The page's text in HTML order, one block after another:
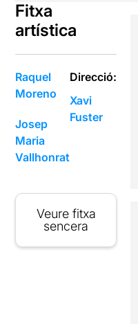
Fitxa
artística
Raquel
Moreno
Josep
Maria
Vallhonrat
Direcció:
Xavi
Fuster
Veure fitxa
sencera